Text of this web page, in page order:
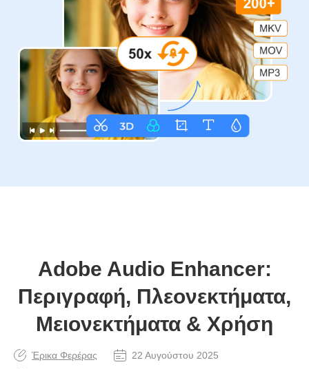
Adobe Audio Enhancer:
Περιγραφή, Πλεονεκτήματα,
Μειονεκτήματα & Χρήση
Έρικα Φερέρας
22 Αυγούστου 2025